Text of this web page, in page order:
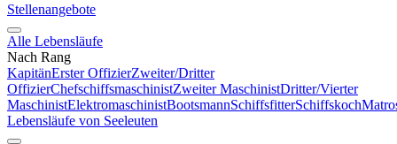
Stellenangebote
Alle Lebensläufe
Nach Rang
KapitänErster OffizierZweiter/Dritter
OffizierChefschiffsmaschinistZweiter MaschinistDritter/Vierter
MaschinistElektromaschinistBootsmannSchiffsfitterSchiffskoch
Lebensläufe von Seeleuten